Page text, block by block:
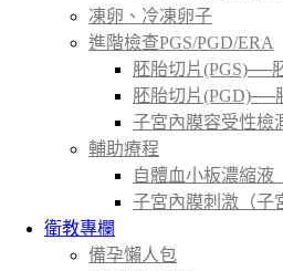
凍卵、冷凍卵子
進階檢查PGS/PGD/ERA
胚胎切片(PGS)──
胚胎切片(PGD)──
子宮內膜容受性檢
輔助療程
自體血小板濃縮液
子宮內膜刺激（子
衛教專欄
備孕懶人包